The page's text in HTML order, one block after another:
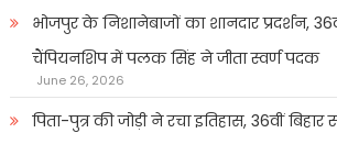
भोजपुर के निशानेबाजों का शानदार प्रदर्शन,
चैंपियनशिप में पलक सिंह ने जीता स्वर्ण पदक
June 26, 2026
पिता-पुत्र की जोड़ी ने रचा इतिहास, 36वीं